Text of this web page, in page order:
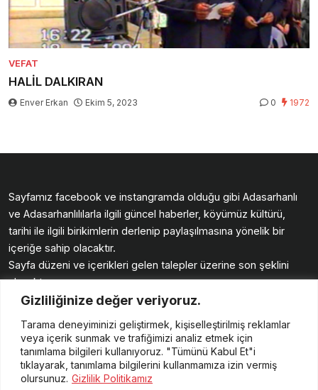
Gizliliğinize değer veriyoruz.
Tarama deneyiminizi geliştirmek, kişiselleştirilmiş reklamlar
veya içerik sunmak ve trafiğimizi analiz etmek için
tanımlama bilgileri kullanıyoruz. "Tümünü Kabul Et"i
tıklayarak, tanımlama bilgilerini kullanmamıza izin vermiş
olursunuz. Gizlilik Politikamız
VEFAT
HALİL DALKIRAN
Enver Erkan Ekim 5, 2023 0 1972
Sayfamız facebook ve instangramda olduğu gibi Adasarhanlı
ve Adasarhanlılılarla ilgili güncel haberler, köyümüz kültürü,
tarihi ile ilgili birikimlerin derlenip paylaşılmasına yönelik bir
içeriğe sahip olacaktır.
Sayfa düzeni ve içerikleri gelen talepler üzerine son şeklini
alacaktır.
Köyümüz sayfasında buluşmak üzere.